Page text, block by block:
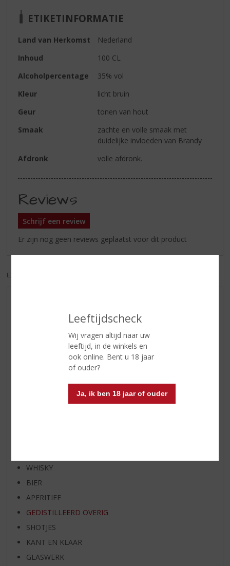
Leeftijdscheck
Wij vragen altijd naar uw
leeftijd, in de winkels en
ook online. Bent u 18 jaar
of ouder?
Ja, ik ben 18 jaar of ouder
ETIKETINFORMATIE
Land van Herkomst
Nederland
Inhoud
100 CL
Alcoholpercentage
35% vol
Kleur
licht bruin
Geur
tonen van hout
Smaak
zachte en volle smaak met
duidelijke invloeden van Brandy
Afdronk
volle afdronk.
Reviews
Schrijf een review
Er zijn nog geen reviews geplaatst voor dit product
EXCL. BTW
WIJN VAN DE MAAND
WHISKY VAN DE MAAND
RUM VAN DE MAAND
BIER VAN DE MAAND
EXCLUSIEF TOPSLIJTER
WHISKY
BIER
APERITIEF
GEDISTILLEERD OVERIG
SHOTJES
KANT EN KLAAR
GLASWERK